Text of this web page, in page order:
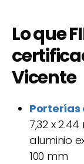
Lo que
Vicente
Porterías
7,32 x
aluminio
100 mm